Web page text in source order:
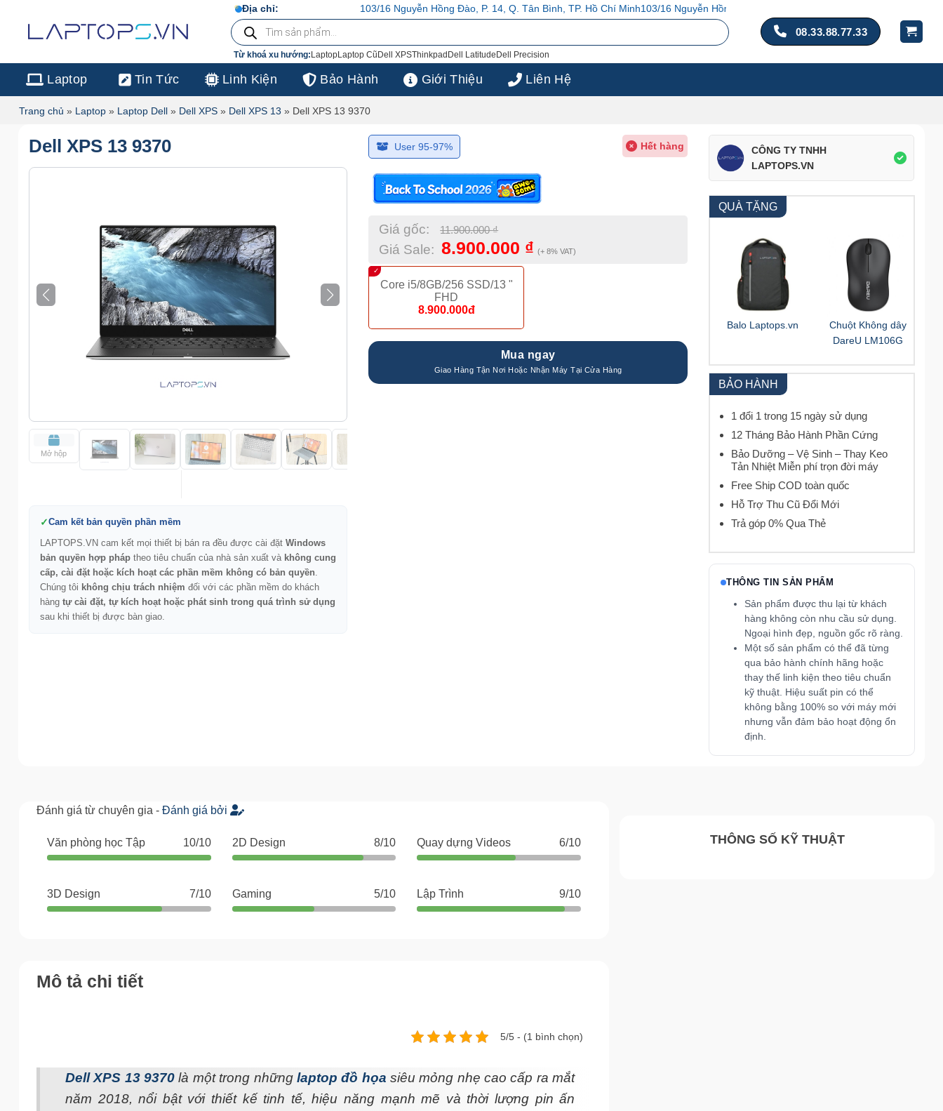
dung
Địa chỉ:
103/16 Nguyễn Hồng Đào, P. 14, Q. Tân Bình, TP. Hồ Chí Minh103/16 Nguyễn Hồng Đào, P. 14, Q. Tân Bình, TP. Hồ Chí Minh
Tìm
kiếm
sản
phẩm
Từ khoá xu hướng: LaptopLaptop Cũ Dell XPSThinkpad Dell Latitude Dell Precision
08.33.88.77.33
Laptop Tin Tức Linh Kiện Bảo Hành Giới Thiệu Liên Hệ
Trang chủ » Laptop » Laptop Dell » Dell XPS » Dell XPS 13 » Dell XPS 13 9370
Dell XPS 13 9370
Mở hộp
Cam kết bản quyền phần mềm
LAPTOPS.VN cam kết mọi thiết bị bán ra đều được cài đặt Windows
bản quyền hợp pháptheo tiêu chuẩn của nhà sản xuất và không cung
cấp, cài đặt hoặc kích hoạt các phần mềm không có bản quyền
Chúng tôi không chịu trách nhiệm đối với các phần mềm do khách
hàng tự cài đặt, tự kích hoạt hoặc phát sinh trong quá trình sử dụng
sau khi thiết bị được bàn giao.
User 95-97% Hết hàng
Giá gốc: 11.900.000₫
Giá Sale: 8.900.000 ₫ (+ 8% VAT)
Core i5/8GB/256 SSD/13 "
FHD
8.900.000đ
Mua ngay
CÔNG TY TNHH
LAPTOPS.VN
QUÀ TẶNG
Balo Laptops.vn
Chuột Không dây
DareU LM106G
BẢO HÀNH
1 đổi 1 trong 15 ngày sử dụng
12 Tháng Bảo Hành Phần Cứng
Bảo Dưỡng – Vệ Sinh – Thay Keo
Tản Nhiệt Miễn phí trọn đời máy
Free Ship COD toàn quốc
Hỗ Trợ Thu Cũ Đổi Mới
Trả góp 0% Qua Thẻ
THÔNG TIN SẢN PHẨM
Sản phẩm được thu lại từ khách
hàng không còn nhu cầu sử dụng.
Ngoại hình đẹp, nguồn gốc rõ ràng.
Một số sản phẩm có thể đã từng
qua bảo hành chính hãng hoặc
thay thế linh kiện theo tiêu chuẩn
kỹ thuật. Hiệu suất pin có thể
không bằng 100% so với máy mới
nhưng vẫn đảm bảo hoạt động ổn
định.
Đánh giá từ chuyên gia - Đánh giá bởi
Văn phòng học Tập 10/10 2D Design 8/10 Quay dựng Videos 6/10
3D Design 7/10 Gaming 5/10 Lập Trình 9/10
Mô tả chi tiết
5/5 - (1 bình chọn)
Dell XPS 13 9370 là một trong những laptop đồ họa siêu mỏng nhẹ cao cấp ra mắt
năm 2018, nổi bật với thiết kế tinh tế, hiệu năng mạnh mẽ và thời lượng pin ấn
THÔNG SỐ KỸ THUẬT